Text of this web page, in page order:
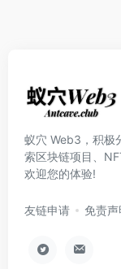
蚁穴 Web3，积极
索区块链项目、
欢迎您的体验!
友链申请 免责声